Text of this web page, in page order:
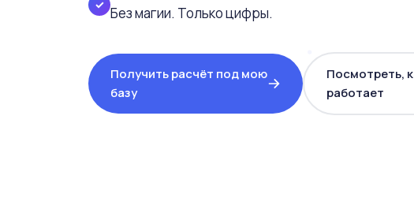
✓ Без магии. Только цифры.
Получить расчёт под мою
базу
Посмотреть,
работает